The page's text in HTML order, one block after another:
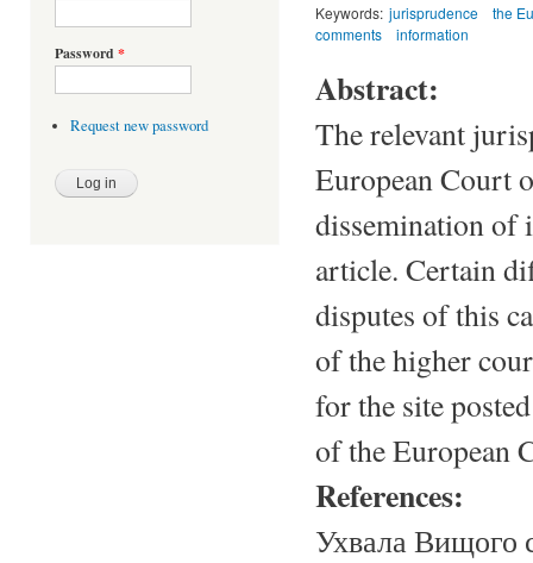
Password *
Request new password
Keywords: jurisprudence
the
comments
information
Abstract:
The relevant
European Court
dissemination of
article. Certain
disputes of this
of the higher
for the site
of the European
References:
Ухвала Вищого